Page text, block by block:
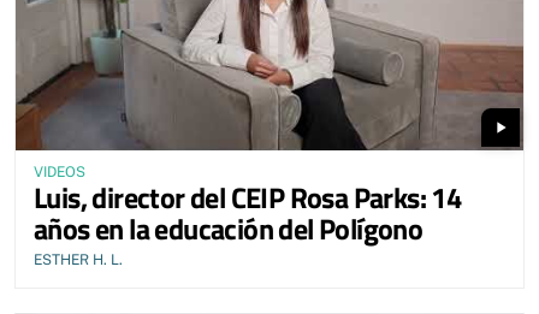
play_arrow
VIDEOS
Luis, director del CEIP Rosa Parks: 14
años en la educación del Polígono
ESTHER H. L.